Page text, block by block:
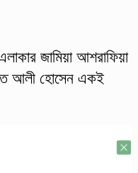
জামিয়া আশরাফিয়া
আলী হোসেন একই